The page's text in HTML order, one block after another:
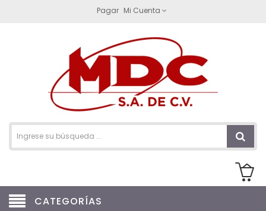
Pagar Mi Cuenta
CATEGORÍAS